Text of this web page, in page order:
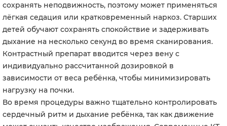
сохранять неподвижность, поэтому может применяться
лёгкая седация или кратковременный наркоз. Старших
детей обучают сохранять спокойствие и задерживать
дыхание на несколько секунд во время сканирования.
Контрастный препарат вводится через вену с
индивидуально рассчитанной дозировкой в
зависимости от веса ребёнка, чтобы минимизировать
нагрузку на почки.
Во время процедуры важно тщательно контролировать
сердечный ритм и дыхание ребёнка, так как движение